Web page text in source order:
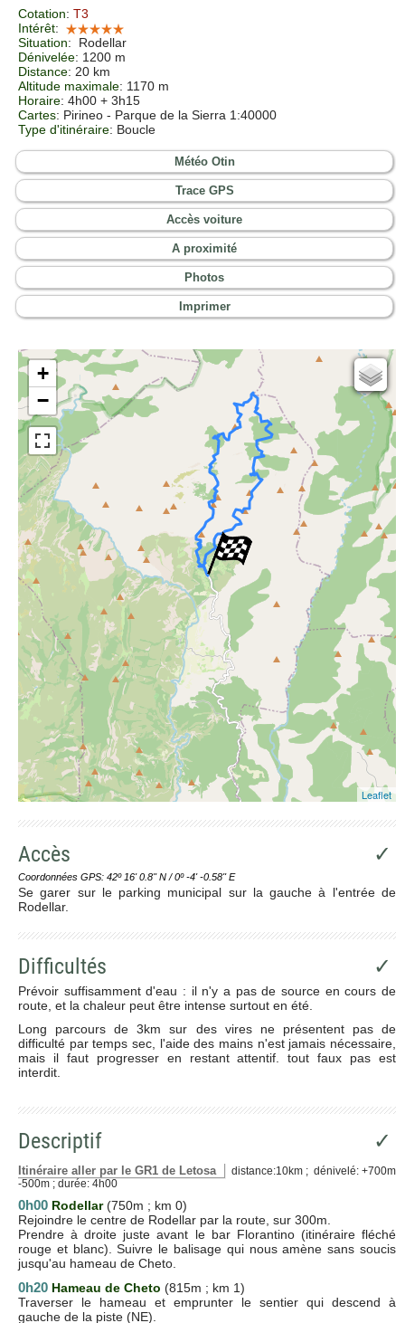
Cotation: T3
Intérêt:
Situation:
Rodellar
Dénivelée: 1200 m
Distance: 20 km
Altitude maximale: 1170 m
Horaire: 4h00 + 3h15
Cartes: Pirineo - Parque de la Sierra 1:40000
Type d'itinéraire: Boucle
Météo Otin
Trace GPS
Accès voiture
A proximité
Photos
Imprimer
+
−
Cartes IGN
Open Topo Map
Open Street Map
ESRI Word Imagery
Photographies aériennes
Leaflet
Accès ✓
Coordonnées GPS: 42º 16' 0.8'' N / 0º -4' -0.58'' E
Se garer sur le parking municipal sur la gauche à l'entrée de
Rodellar.
Difficultés ✓
Prévoir suffisamment d'eau : il n'y a pas de source en cours de
route, et la chaleur peut être intense surtout en été.
Long parcours de 3km sur des vires ne présentent pas de
difficulté par temps sec, l'aide des mains n'est jamais nécessaire,
mais il faut progresser en restant attentif. tout faux pas est
interdit.
Descriptif ✓
Itinéraire aller par le GR1 de Letosa
distance:10km ; dénivelé: +700m
-500m ; durée: 4h00
0h00 Rodellar (750m ; km 0)
Rejoindre le centre de Rodellar par la route, sur 300m.
Prendre à droite juste avant le bar Florantino (itinéraire fléché
rouge et blanc). Suivre le balisage qui nous amène sans soucis
jusqu'au hameau de Cheto.
0h20 Hameau de Cheto (815m ; km 1)
Traverser le hameau et emprunter le sentier qui descend à
gauche de la piste (NE).